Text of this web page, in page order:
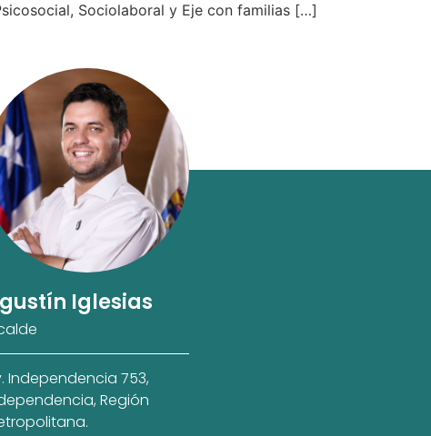
Sociolaboral y Eje con familias […]
Iglesias
Independencia 753,
Región